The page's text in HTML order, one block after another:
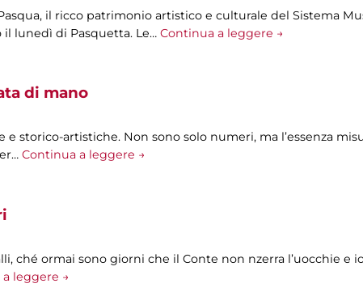
il ricco patrimonio artistico e culturale del Sistema
lunedì di Pasquetta. Le… Continua a leggere →
di mano
e storico-artistiche. Non sono solo numeri, ma l’essenza
Continua a leggere →
ché ormai sono giorni che il Conte non nzerra l’uocchie e
leggere →